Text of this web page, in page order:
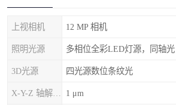
上视相机 12 MP 相机
照明光源 多相位全彩LED灯源，同轴光
3D光源 四光源数位条纹光
1 μm